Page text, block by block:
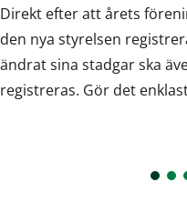
Direkt efter att årets
den nya styrelsen
ändrat sina stadgar ska
registreras. Gör det